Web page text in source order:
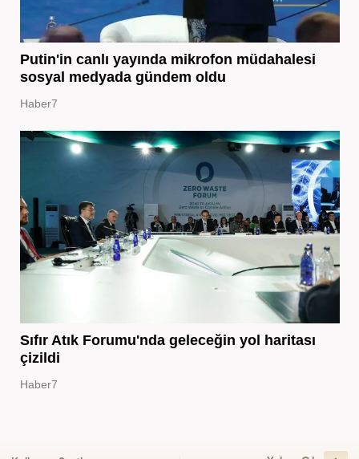
Putin'in canlı yayında mikrofon müdahalesi
sosyal medyada gündem oldu
Haber7
Sıfır Atık Forumu'nda geleceğin yol haritası
çizildi
Haber7